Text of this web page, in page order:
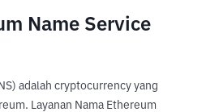
Name Service
adalah cryptocurrency yang
Layanan Nama Ethereum